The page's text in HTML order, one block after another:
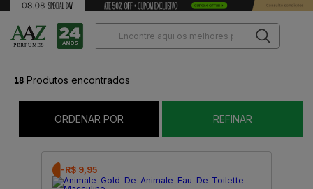
18 Produtos encontrados
ORDENAR POR REFINAR
-R$ 9,95